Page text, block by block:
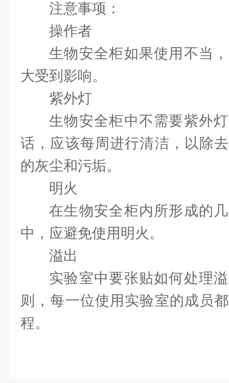
注意事项：
操作者
生物安全柜如果使用不当
大受到影响。
紫外灯
生物安全柜中不需要紫外
话，应该每周进行清洁，以除
的灰尘和污垢。
明火
在生物安全柜内所形成的
中，应避免使用明火。
溢出
实验室中要张贴如何处理
则，每一位使用实验室的成员
程。